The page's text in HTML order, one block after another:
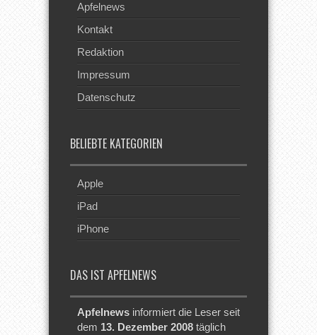
Apfelnews
Kontakt
Redaktion
Impressum
Datenschutz
BELIEBTE KATEGORIEN
Apple
iPad
iPhone
DAS IST APFELNEWS
Apfelnews informiert die Leser seit
dem 13. Dezember 2008 täglich